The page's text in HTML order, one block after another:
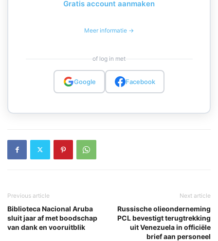
Gratis account aanmaken
Meer informatie →
of log in met
Google Facebook
Previous article
Biblioteca Nacional Aruba
sluit jaar af met boodschap
van dank en vooruitblik
Next article
Russische olieonderneming
PCL bevestigt terugtrekking
uit Venezuela in officiële
brief aan personeel